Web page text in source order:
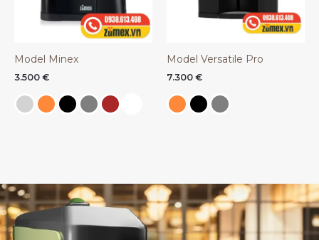
Model Minex
3.500 €
Model Versatile Pro
7.300 €